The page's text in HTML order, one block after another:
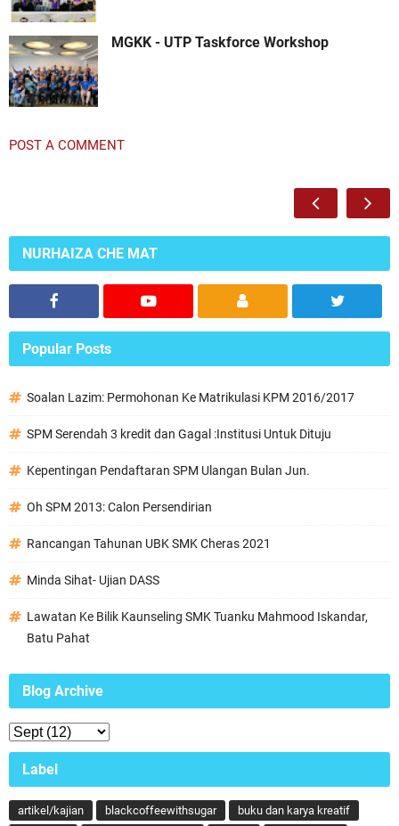
MGKK - UTP Taskforce Workshop
POST A COMMENT
NURHAIZA CHE MAT
Popular Posts
Soalan Lazim: Permohonan Ke Matrikulasi KPM 2016/2017
SPM Serendah 3 kredit dan Gagal :Institusi Untuk Dituju
Kepentingan Pendaftaran SPM Ulangan Bulan Jun.
Oh SPM 2013: Calon Persendirian
Rancangan Tahunan UBK SMK Cheras 2021
Minda Sihat- Ujian DASS
Lawatan Ke Bilik Kaunseling SMK Tuanku Mahmood Iskandar,
Batu Pahat
Blog Archive
Label
artikel/kajian blackcoffeewithsugar
buku dan karya kreatif